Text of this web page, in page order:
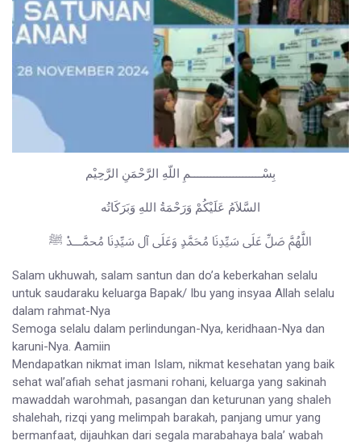
بِسْــــــــــــــــــــــمِ اللّهِ الرَّحْمَنِ الرَّحِيْم
السَّلاَمُ عَلَيْكُمْ وَرَحْمَةُ اللهِ وَبَرَكَاتُه
اللَّهُمَّ صَلِّ عَلَى سَيِّدِنَا مُحَمَّدٍ وَعَلَى آل سَيِّدِنَا مُحمَّـــدْ ﷺ
Salam ukhuwah, salam santun dan do’a keberkahan selalu
untuk saudaraku keluarga Bapak/ Ibu yang insyaa Allah selalu
dalam rahmat-Nya
Semoga selalu dalam perlindungan-Nya, keridhaan-Nya dan
karuni-Nya. Aamiin
Mendapatkan nikmat iman Islam, nikmat kesehatan yang baik
sehat wal’afiah sehat jasmani rohani, keluarga yang sakinah
mawaddah warohmah, pasangan dan keturunan yang shaleh
shalehah, rizqi yang melimpah barakah, panjang umur yang
bermanfaat, dijauhkan dari segala marabahaya bala’ wabah